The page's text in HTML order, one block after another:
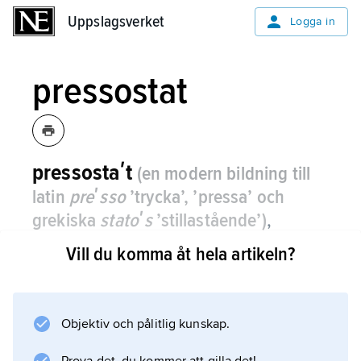
Uppslagsverket Logga in
pressostat
pressostaʹt (en modern bildning till
latin preʹsso’trycka’, ’pressa’ och
grekiska statoʹs’stillastående’),
tryckstyrd anordning för driftkontroll,
vanlig i bl.a. kyltekniska system.
mediets tryck i det system som skall styras.
Vill du komma åt hela artikeln?
Objektiv och pålitlig kunskap.